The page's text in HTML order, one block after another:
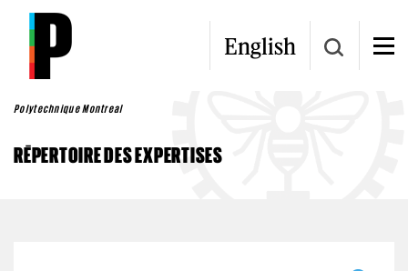
Aller au contenu principal
English
Polytechnique Montreal
RÉPERTOIRE DES EXPERTISES